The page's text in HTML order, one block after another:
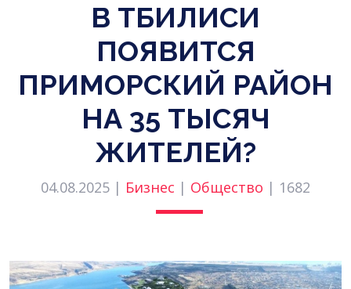
В ТБИЛИСИ
ПОЯВИТСЯ
ПРИМОРСКИЙ РАЙОН
НА 35 ТЫСЯЧ
ЖИТЕЛЕЙ?
04.08.2025 | Бизнес | Общество | 1682